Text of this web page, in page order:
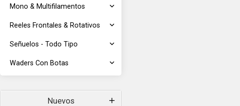
Mono & Multifilamentos
Reeles Frontales & Rotativos
Señuelos - Todo Tipo
Waders Con Botas
Nuevos